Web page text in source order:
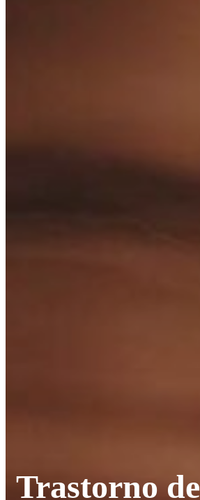
Trastorno de